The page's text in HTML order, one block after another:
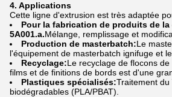
4. Applications
Cette ligne d'extrusion est très adaptée
Pour la fabrication de produits de la
5A001.a.Mélange, remplissage et
Production de masterbatch:Le
l'équipement de masterbatch ignifuge et
Recyclage:Le recyclage de flocons
films et de finitions de bords est d'une
Plastiques spécialisés:Traitement
biodégradables (PLA/PBAT).